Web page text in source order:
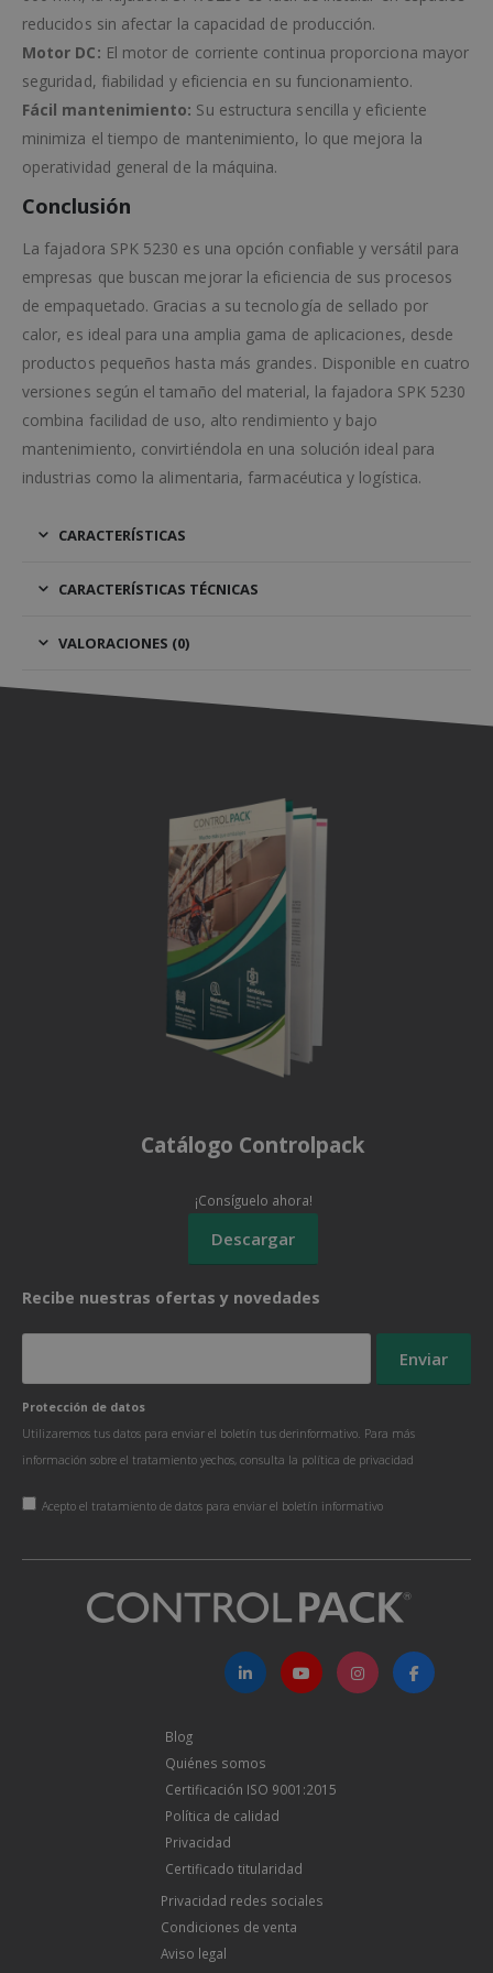
reducidos sin afectar la capacidad de producción.
Motor DC: El motor de corriente continua proporciona mayor
seguridad, fiabilidad y eficiencia en su funcionamiento.
Fácil mantenimiento: Su estructura sencilla y eficiente
minimiza el tiempo de mantenimiento, lo que mejora la
operatividad general de la máquina.
Conclusión
La fajadora SPK 5230 es una opción confiable y versátil para
empresas que buscan mejorar la eficiencia de sus procesos
de empaquetado. Gracias a su tecnología de sellado por
calor, es ideal para una amplia gama de aplicaciones, desde
productos pequeños hasta más grandes. Disponible en cuatro
versiones según el tamaño del material, la fajadora SPK 5230
combina facilidad de uso, alto rendimiento y bajo
mantenimiento, convirtiéndola en una solución ideal para
industrias como la alimentaria, farmacéutica y logística.
CARACTERÍSTICAS
CARACTERÍSTICAS TÉCNICAS
VALORACIONES (0)
Recibe nuestras ofertas y novedades
Protección de datos
Utilizaremos tus datos para enviar el boletín tus derinformativo. Para más
información sobre el tratamiento yechos, consulta la política de privacidad
Acepto el tratamiento de datos para enviar el boletín informativo
Catálogo Controlpack
¡Consíguelo ahora!
Blog
Quiénes somos
Certificación ISO 9001:2015
Política de calidad
Privacidad
Certificado titularidad
Privacidad redes sociales
Condiciones de venta
Aviso legal